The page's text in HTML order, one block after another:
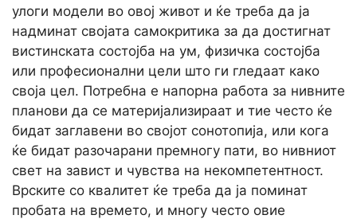
улоги модели во овој живот и ќе треба да ја
надминат својата самокритика за да достигнат
вистинската состојба на ум, физичка состојба
или професионални цели што ги гледаат како
своја цел. Потребна е напорна работа за нивните
планови да се материјализираат и тие често ќе
бидат заглавени во својот сонотопија, или кога
ќе бидат разочарани премногу пати, во нивниот
свет на завист и чувства на некомпетентност.
Врските со квалитет ќе треба да ја поминат
пробата на времето, и многу често овие